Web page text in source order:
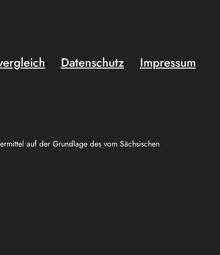
auf der Grundlage des vom Sächsischen
Datenschutz
Impressum